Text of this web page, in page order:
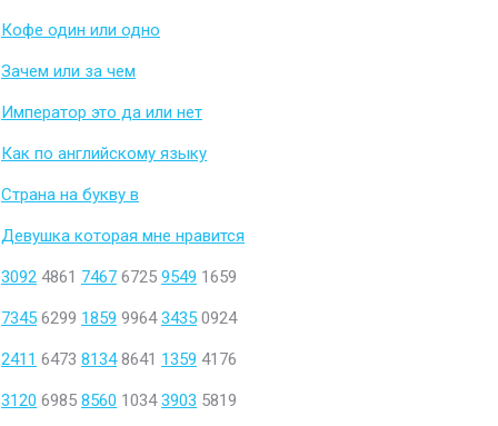
Кофе один или одно
Зачем или за чем
Император это да или нет
Как по английскому языку
Страна на букву в
Девушка которая мне нравится
3092 4861 7467 6725 9549 1659
7345 6299 1859 99643435 0924
2411 6473 81348641 1359 4176
3120 6985 8560 10343903 5819